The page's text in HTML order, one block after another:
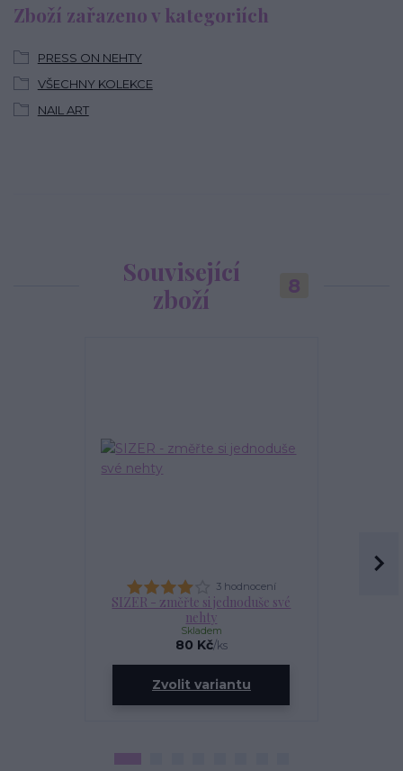
Zboží zařazeno v kategoriích
PRESS ON NEHTY
VŠECHNY KOLEKCE
NAIL ART
Související
zboží
8
3 hodnocení
SIZER - změřte si jednoduše své
nehty
80 Kč/ks
Skladem
Zvolit variantu